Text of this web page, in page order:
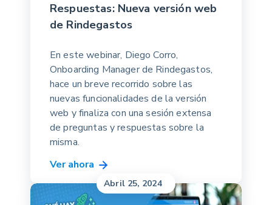
Respuestas: Nueva versión web
de Rindegastos
En este webinar, Diego Corro,
Onboarding Manager de Rindegastos,
hace un breve recorrido sobre las
nuevas funcionalidades de la versión
web y finaliza con una sesión extensa
de preguntas y respuestas sobre la
misma.
Ver ahora
Abril 25, 2024